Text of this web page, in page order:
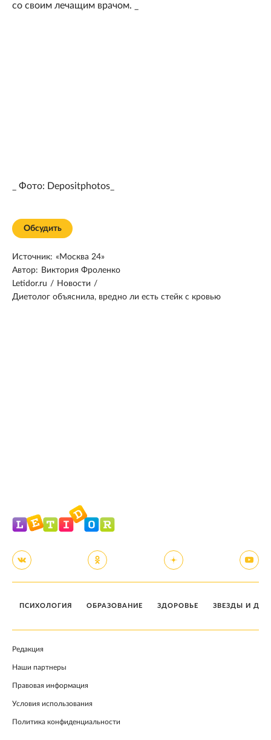
со своим лечащим врачом. _
_ Фото: Depositphotos_
Обсудить
Источник: «Москва 24»
Автор: Виктория Фроленко
Letidor.ru / Новости /
Диетолог объяснила, вредно ли есть стейк с кровью
ПСИХОЛОГИЯ ОБРАЗОВАНИЕ ЗДОРОВЬЕ ЗВЕЗДЫ И
Редакция
Наши партнеры
Правовая информация
Условия использования
Политика конфиденциальности